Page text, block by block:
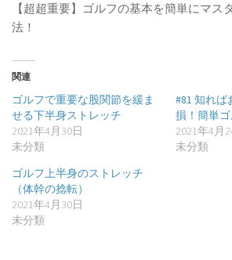
【超超重要】ゴルフの基本を簡単にマス
法！
関連
ゴルフで重要な股関節を緩ま
せる下半身ストレッチ
2021年4月30日
未分類
#81 知れば
損！簡単
2021年4月
未分類
ゴルフ上半身のストレッチ
（体幹の捻転）
2021年4月30日
未分類